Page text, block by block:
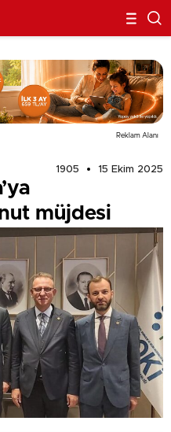
Reklam Alanı
1905
15 Ekim 2025
müjdesi